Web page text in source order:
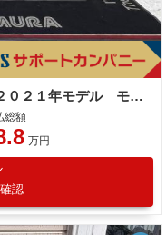
ホンダ ＧＢ３５０Ｓ ＮＣ５９型 ２０２１年モデル モリワキマフラー 社外スクリーン Ｅ／Ｇガード フェンダーレス ＥＴＣ
総額
万円
認